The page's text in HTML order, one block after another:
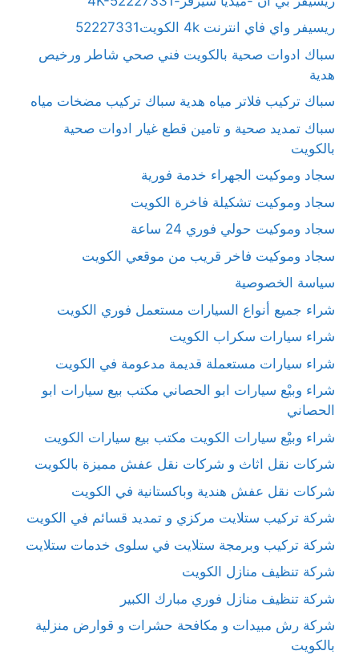
ريسيفر واي فاي انترنت 4k الكويت52227331
سباك ادوات صحية بالكويت فني صحي شاطر ورخيص
هدية
سباك تركيب فلاتر مياه هدية سباك تركيب مضخات مياه
سباك تمديد صحية و تامين قطع غيار ادوات صحية
بالكويت
سجاد وموكيت الجهراء خدمة فورية
سجاد وموكيت تشكيلة فاخرة الكويت
سجاد وموكيت حولي فوري 24 ساعة
سجاد وموكيت فاخر قريب من موقعي الكويت
سياسة الخصوصية
شراء جميع أنواع السيارات مستعمل فوري الكويت
شراء سيارات سكراب الكويت
شراء سيارات مستعملة قديمة مدعومة في الكويت
شراء وبيْع سيارات ابو الحصاني مكتب بيع سيارات ابو
الحصاني
شراء وبيْع سيارات الكويت مكتب بيع سيارات الكويت
شركات نقل اثاث و شركات نقل عفش مميزة بالكويت
شركات نقل عفش هندية وباكستانية في الكويت
شركة تركيب ستلايت مركزي و تمديد قسائم في الكويت
شركة تركيب وبرمجة ستلايت في سلوى خدمات ستلايت
شركة تنظيف منازل الكويت
شركة تنظيف منازل فوري مبارك الكبير
شركة رش مبيدات و مكافحة حشرات و قوارض منزلية
بالكويت